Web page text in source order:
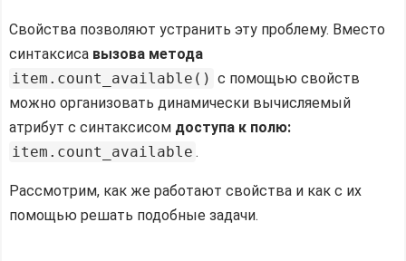
Свойства позволяют устранить эту проблему. Вместо
синтаксиса вызова метода
item.count_available() с помощью свойств
можно организовать динамически вычисляемый
атрибут с синтаксисом доступа к полю:
item.count_available .
Рассмотрим, как же работают свойства и как с их
помощью решать подобные задачи.